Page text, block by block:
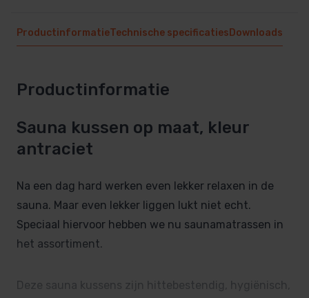
ProductinformatieTechnische specificatiesDownloads
Productinformatie
Sauna kussen op maat, kleur
antraciet
Na een dag hard werken even lekker relaxen in de
sauna. Maar even lekker liggen lukt niet echt.
Speciaal hiervoor hebben we nu saunamatrassen in
het assortiment.
Deze sauna kussens zijn hittebestendig, hygiënisch,